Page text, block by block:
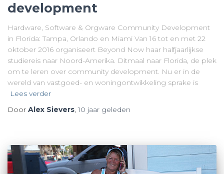
development
Hardware, Software & Orgware Community Development
in Florida: Tampa, Orlando en Miami Van 16 tot en met 22
oktober 2016 organiseert Beyond Now haar halfjaarlijkse
studiereis naar Noord-Amerika. Ditmaal naar Florida, de plek
om te leren over community development. Nu er in de
wereld van vastgoed- en woningontwikkeling sprake is
Lees verder
Door Alex Sievers,10 jaar geleden